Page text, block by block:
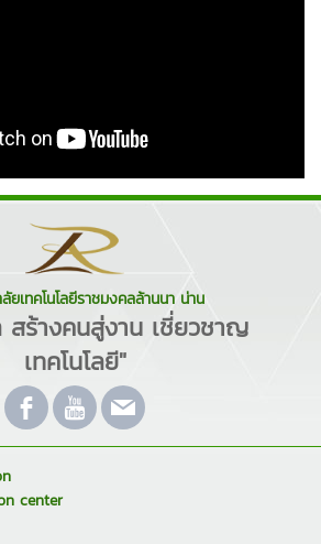
ยเทคโนโลยีราชมงคลล้านนา น่าน
สร้างคนสู่งาน เชี่ยวชาญ
เทคโนโลยี"
center